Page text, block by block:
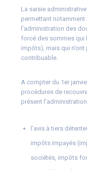
La saisie
permettant notamment
l’administration des
forcé des sommes qui
impôts), mais qui
contribuable.
A compter du 1er
procédures de
présent
l’avis à tiers
impôts impayés
sociétés, impôts